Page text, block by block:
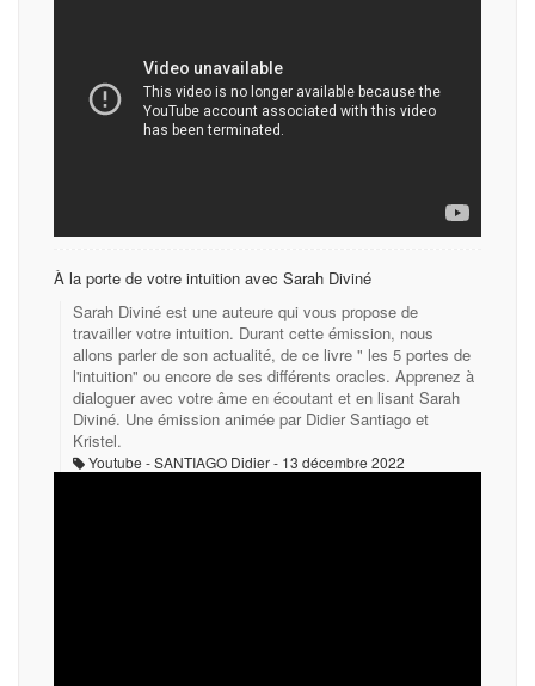
À la porte de votre intuition avec Sarah Diviné
Sarah Diviné est une auteure qui vous propose de
travailler votre intuition. Durant cette émission, nous
allons parler de son actualité, de ce livre " les 5 portes de
l'intuition" ou encore de ses différents oracles. Apprenez à
dialoguer avec votre âme en écoutant et en lisant Sarah
Diviné. Une émission animée par Didier Santiago et
Kristel.
Youtube - SANTIAGO Didier 13 décembre 2022